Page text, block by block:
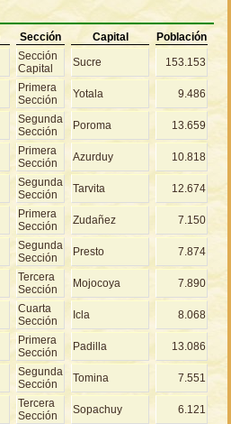
Sección Capital
Población
Sección
Capital
Sucre 153.153
Primera
Sección
Yotala 9.486
Segunda
Sección
Poroma 13.659
Primera
Sección
Azurduy 10.818
Segunda
Sección
Tarvita 12.674
Primera
Sección
Zudañez 7.150
Segunda
Sección
Presto 7.874
Tercera
Sección
Mojocoya 7.890
Cuarta
Sección
Icla 8.068
Primera
Sección
Padilla 13.086
Segunda
Sección
Tomina 7.551
Tercera
Sección
Sopachuy 6.121